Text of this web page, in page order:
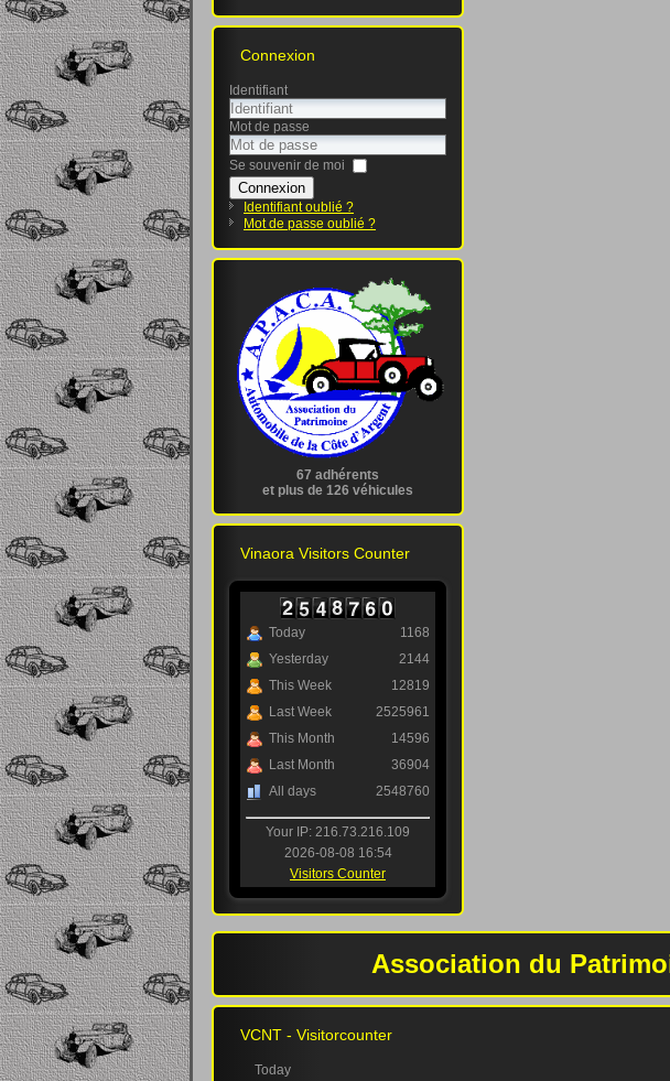
Connexion
Identifiant
Mot de passe
Se souvenir de moi
Connexion
Identifiant oublié ?
Mot de passe oublié ?
67 adhérents
et plus de 126 véhicules
Vinaora Visitors Counter
Today
Yesterday
This Week
Last Week
This Month
Last Month
All days
1168
2144
12819
2525961
14596
36904
2548760
Your IP: 216.73.216.109
2026-08-08 16:54
Visitors Counter
Association du
VCNT - Visitorcounter
Today